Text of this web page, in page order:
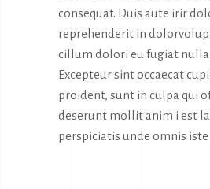
consequat. Duis aute irir
reprehenderit in
cillum dolori eu fugiat nulla
Excepteur sint occaecat
proident, sunt in culpa qui
deserunt mollit anim i est
perspiciatis unde omnis